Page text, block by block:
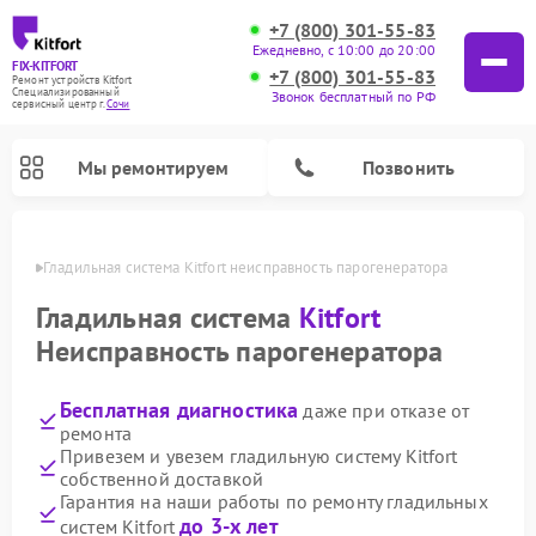
FIX-KITFORT
Ремонт устройств Kitfort
Специализированный
cервисный центр г.Сочи
+7 (800) 301-55-83
Ежедневно, с 10:00 до 20:00
+7 (800) 301-55-83
Звонок бесплатный по РФ
Мы ремонтируем Позвонить
Гладильная система Kitfort неисправность парогенератора
Гладильная система Kitfort
Неисправность парогенератора
Бесплатная диагностика даже при отказе от
ремонта
Привезем и увезем гладильную систему Kitfort
собственной доставкой
Гарантия на наши работы по ремонту гладильных
систем Kitfortдо 3-х лет